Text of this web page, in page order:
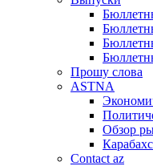
Прошу слова
ASTNA
Обзор
Contact az